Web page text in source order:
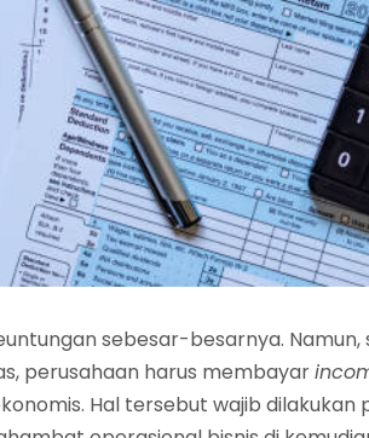
sebesar-besarnya.
perusahaan harus membayar
Hal tersebut wajib dilakukan